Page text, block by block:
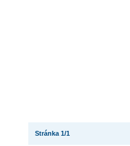
Stránka 1/1